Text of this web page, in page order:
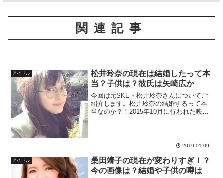
関連記事
アイドル
松井玲奈の現在は結婚したって本
当？子供は？彼氏は矢崎広か
今回は元SKE・松井玲奈さんについてご
紹介します。松井玲奈の結婚するって本
当なのか？！2015年10月に行われた映画
2019.01.09
アイドル
桑田靖子の現在が変わりすぎ！？
今の画像は？結婚や子供の噂は